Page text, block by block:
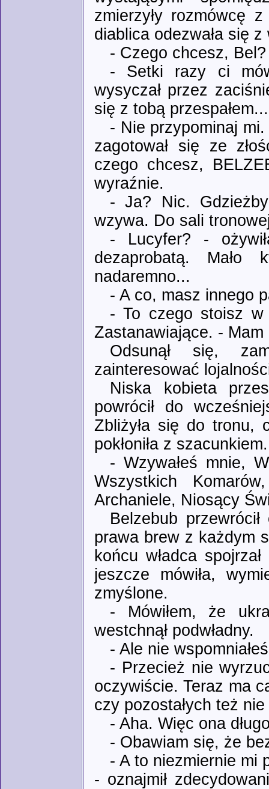
zmierzyły rozmówcę
diablica odezwała się
- Czego chcesz, Bel?
- Setki razy ci
wysyczał przez
się z tobą przespałem...
- Nie przypominaj mi.
zagotował się ze
czego chcesz,
wyraźnie.
- Ja? Nic.
wzywa. Do sali
- Lucyfer? -
dezaprobatą.
nadaremno...
- A co, masz innego
- To czego stoisz w
Zastanawiające. -
Odsunął się,
zainteresować
Niska kobieta
powrócił do
Zbliżyła się do tronu,
pokłoniła z szacunkiem.
- Wzywałeś mnie,
Wszystkich
Archaniele, Niosący
Belzebub
prawa brew z każdym
końcu władca
jeszcze mówiła,
zmyślone.
- Mówiłem, że
westchnął podwładny.
- Ale nie
- Przecież nie
oczywiście. Teraz ma
czy pozostałych też
- Aha. Więc ona
- Obawiam się, że
- A to niezmiernie mi
- oznajmił